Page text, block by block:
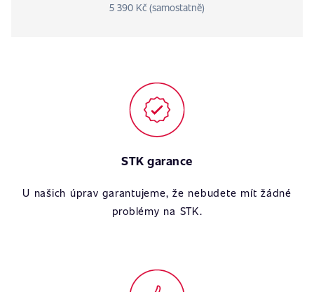
5 390 Kč (samostatně)
STK garance
U našich úprav garantujeme, že nebudete mít žádné
problémy na STK.